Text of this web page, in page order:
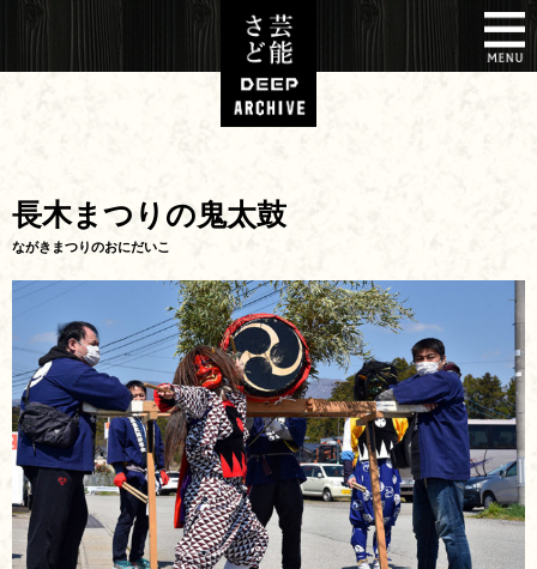
長木まつりの鬼太鼓
ながきまつりのおにだいこ